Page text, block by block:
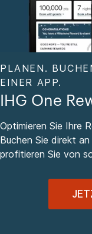
PLANEN.
EINER APP.
IHG One
Optimieren Sie Ihre
Buchen Sie direkt
profitieren Sie von